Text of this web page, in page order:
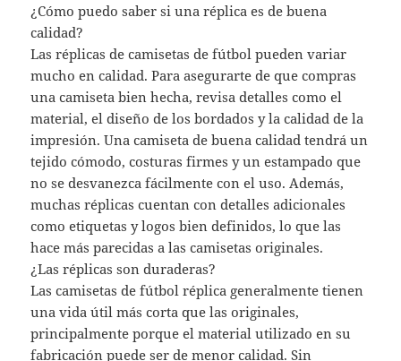
¿Cómo puedo saber si una réplica es de buena
calidad?
Las réplicas de camisetas de fútbol pueden variar
mucho en calidad. Para asegurarte de que compras
una camiseta bien hecha, revisa detalles como el
material, el diseño de los bordados y la calidad de la
impresión. Una camiseta de buena calidad tendrá un
tejido cómodo, costuras firmes y un estampado que
no se desvanezca fácilmente con el uso. Además,
muchas réplicas cuentan con detalles adicionales
como etiquetas y logos bien definidos, lo que las
hace más parecidas a las camisetas originales.
¿Las réplicas son duraderas?
Las camisetas de fútbol réplica generalmente tienen
una vida útil más corta que las originales,
principalmente porque el material utilizado en su
fabricación puede ser de menor calidad. Sin